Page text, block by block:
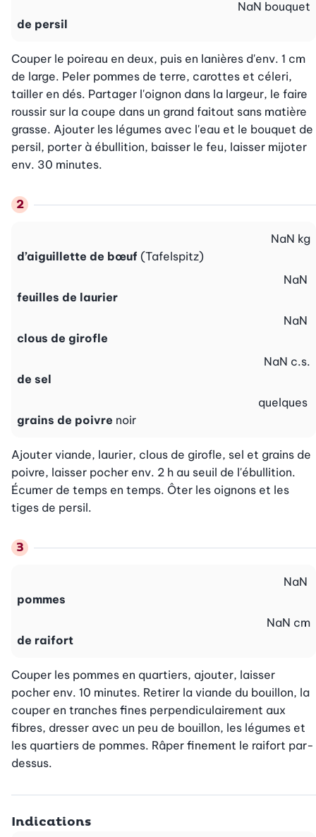
de persil
NaN bouquet
Couper le poireau en deux, puis en lanières d'env. 1 cm
de large. Peler pommes de terre, carottes et céleri,
tailler en dés. Partager l'oignon dans la largeur, le faire
roussir sur la coupe dans un grand faitout sans matière
grasse. Ajouter les légumes avec l'eau et le bouquet de
persil, porter à ébullition, baisser le feu, laisser mijoter
env. 30 minutes.
d’aiguillette de bœuf (Tafelspitz)
NaN kg
feuilles de laurier
NaN
clous de girofle
NaN
de sel
NaN c.s.
grains de poivre noir
quelques
Ajouter viande, laurier, clous de girofle, sel et grains de
poivre, laisser pocher env. 2 h au seuil de l'ébullition.
Écumer de temps en temps. Ôter les oignons et les
tiges de persil.
pommes
NaN
de raifort
NaN cm
Couper les pommes en quartiers, ajouter, laisser
pocher env. 10 minutes. Retirer la viande du bouillon, la
couper en tranches fines perpendiculairement aux
fibres, dresser avec un peu de bouillon, les légumes et
les quartiers de pommes. Râper finement le raifort par-
dessus.
Indications